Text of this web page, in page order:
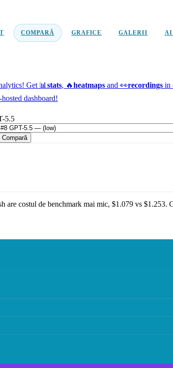
COMPARĂ GRAFICE GALERII AI
Get 📊 stats, 🔥heatmaps and 👀recordings in
dashboard!
5.5
Compară
are costul de benchmark mai mic, $1.079 vs $1.253.